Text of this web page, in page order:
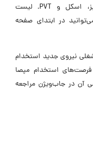
آرکل، روتین کورآنالیز و اسپشیال آنالیز، اسکل و PVT. لیست
در ابتدای صفحه
در ۶ موقعیت شغلی نیروی جدید استخدام
فرصت‌های استخدام مپصا
آن در جاب‌ویژن مراجعه